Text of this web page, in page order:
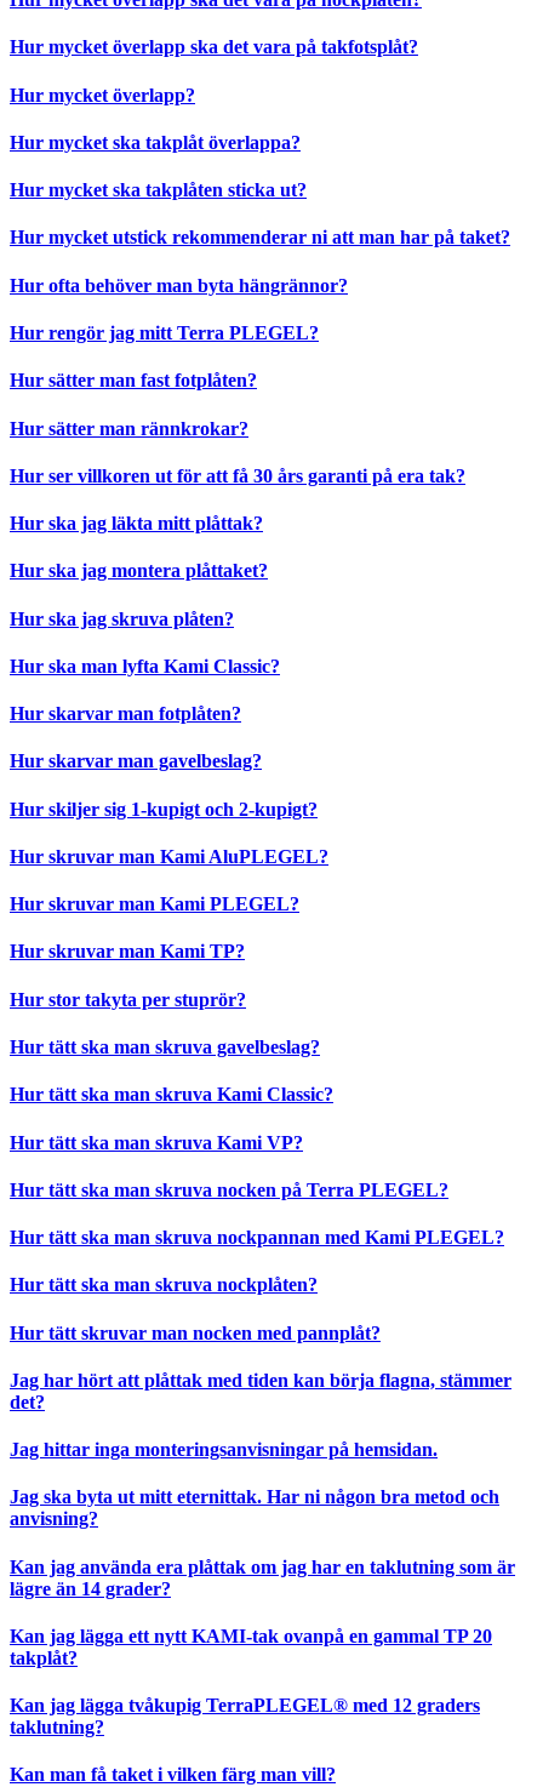
Hur mycket överlapp ska det vara på takfotsplåt?
Hur mycket överlapp?
Hur mycket ska takplåt överlappa?
Hur mycket ska takplåten sticka ut?
Hur mycket utstick rekommenderar ni att man har på taket?
Hur ofta behöver man byta hängrännor?
Hur rengör jag mitt Terra PLEGEL?
Hur sätter man fast fotplåten?
Hur sätter man rännkrokar?
Hur ser villkoren ut för att få 30 års garanti på era tak?
Hur ska jag läkta mitt plåttak?
Hur ska jag montera plåttaket?
Hur ska jag skruva plåten?
Hur ska man lyfta Kami Classic?
Hur skarvar man fotplåten?
Hur skarvar man gavelbeslag?
Hur skiljer sig 1-kupigt och 2-kupigt?
Hur skruvar man Kami AluPLEGEL?
Hur skruvar man Kami PLEGEL?
Hur skruvar man Kami TP?
Hur stor takyta per stuprör?
Hur tätt ska man skruva gavelbeslag?
Hur tätt ska man skruva Kami Classic?
Hur tätt ska man skruva Kami VP?
Hur tätt ska man skruva nocken på Terra PLEGEL?
Hur tätt ska man skruva nockpannan med Kami PLEGEL?
Hur tätt ska man skruva nockplåten?
Hur tätt skruvar man nocken med pannplåt?
Jag har hört att plåttak med tiden kan börja flagna, stämmer
det?
Jag hittar inga monteringsanvisningar på hemsidan.
Jag ska byta ut mitt eternittak. Har ni någon bra metod och
anvisning?
Kan jag använda era plåttak om jag har en taklutning som är
lägre än 14 grader?
Kan jag lägga ett nytt KAMI-tak ovanpå en gammal TP 20
takplåt?
Kan jag lägga tvåkupig TerraPLEGEL® med 12 graders
taklutning?
Kan man få taket i vilken färg man vill?